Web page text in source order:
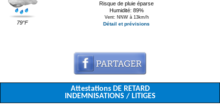
79°F
Risque de pluie éparse
Humidité: 89%
Vent: NNW à 13km/h
Détail et prévisions
Attestations DE RETARD
INDEMNISATIONS / LITIGES